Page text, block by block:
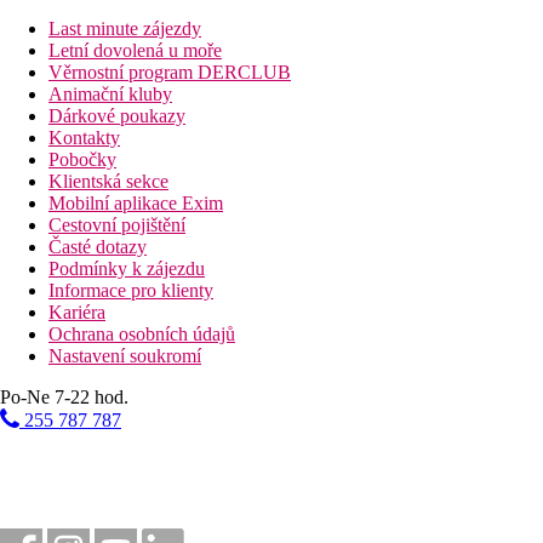
Vzdálenost od nejbližšího letiště
Bazény
Bar u bazénu
Lehátka u bazénu
Slunečníky u bazénu
Fotogalerie
Last minute zájezdy
Letní dovolená u moře
Věrnostní program DERCLUB
Animační kluby
Dárkové poukazy
Kontakty
Pobočky
Klientská sekce
Mobilní aplikace Exim
Cestovní pojištění
Časté dotazy
Podmínky k zájezdu
Informace pro klienty
Kariéra
Ochrana osobních údajů
Nastavení soukromí
Po-Ne 7-22 hod.
255 787 787